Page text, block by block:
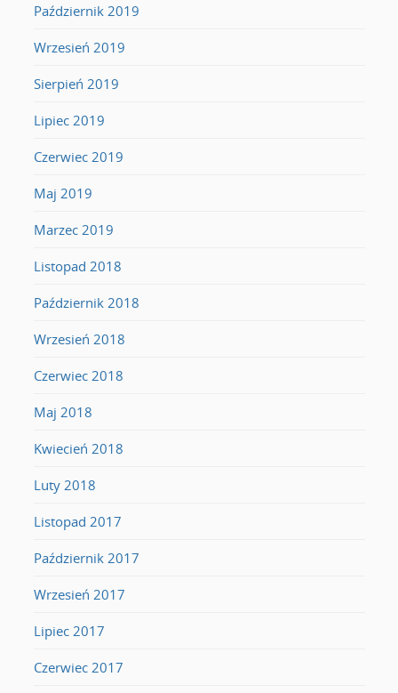
Październik 2019
Wrzesień 2019
Sierpień 2019
Lipiec 2019
Czerwiec 2019
Maj 2019
Marzec 2019
Listopad 2018
Październik 2018
Wrzesień 2018
Czerwiec 2018
Maj 2018
Kwiecień 2018
Luty 2018
Listopad 2017
Październik 2017
Wrzesień 2017
Lipiec 2017
Czerwiec 2017